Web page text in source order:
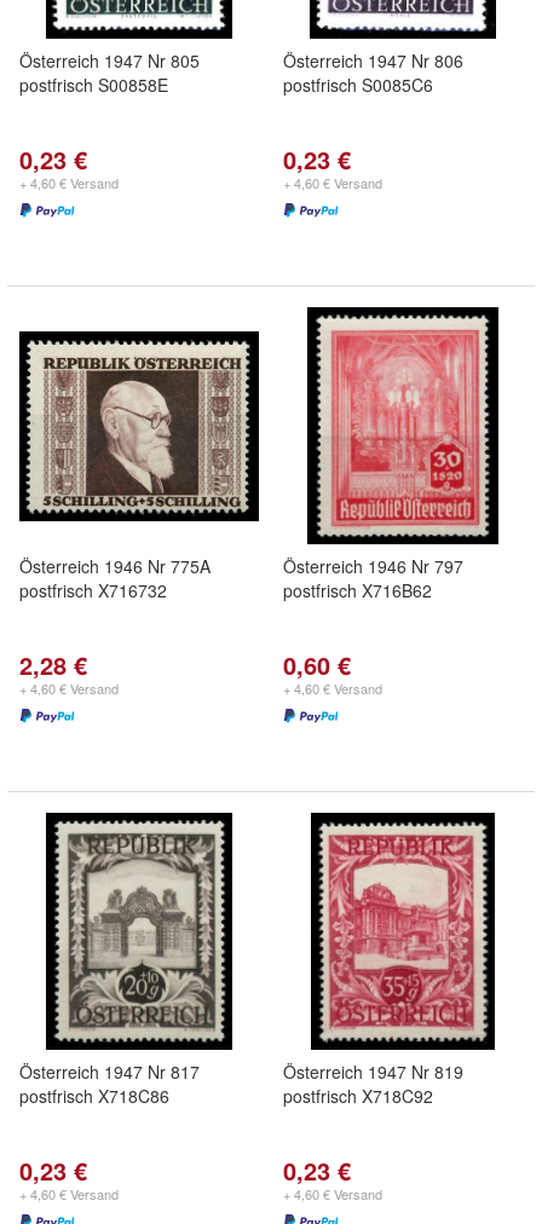
Österreich 1947 Nr 805
postfrisch S00858E
0,23 €
+ 4,60 € Versand
Österreich 1947 Nr 806
postfrisch S0085C6
0,23 €
+ 4,60 € Versand
Österreich 1946 Nr 775A
postfrisch X716732
2,28 €
+ 4,60 € Versand
Österreich 1946 Nr 797
postfrisch X716B62
0,60 €
+ 4,60 € Versand
Österreich 1947 Nr 817
postfrisch X718C86
0,23 €
+ 4,60 € Versand
Österreich 1947 Nr 819
postfrisch X718C92
0,23 €
+ 4,60 € Versand